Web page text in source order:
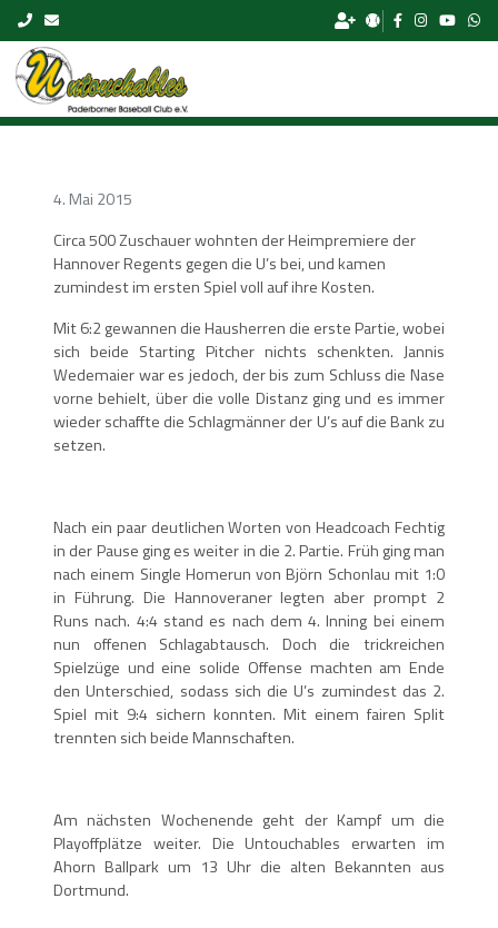
Skip to content
4. Mai 2015
Circa 500 Zuschauer wohnten der Heimpremiere der
Hannover Regents gegen die U’s bei, und kamen
zumindest im ersten Spiel voll auf ihre Kosten.
Mit 6:2 gewannen die Hausherren die erste Partie, wobei
sich beide Starting Pitcher nichts schenkten. Jannis
Wedemaier war es jedoch, der bis zum Schluss die Nase
vorne behielt, über die volle Distanz ging und es immer
wieder schaffte die Schlagmänner der U’s auf die Bank zu
setzen.
Nach ein paar deutlichen Worten von Headcoach Fechtig
in der Pause ging es weiter in die 2. Partie. Früh ging man
nach einem Single Homerun von Björn Schonlau mit 1:0
in Führung. Die Hannoveraner legten aber prompt 2
Runs nach. 4:4 stand es nach dem 4. Inning bei einem
nun offenen Schlagabtausch. Doch die trickreichen
Spielzüge und eine solide Offense machten am Ende
den Unterschied, sodass sich die U’s zumindest das 2.
Spiel mit 9:4 sichern konnten. Mit einem fairen Split
trennten sich beide Mannschaften.
Am nächsten Wochenende geht der Kampf um die
Playoffplätze weiter. Die Untouchables erwarten im
Ahorn Ballpark um 13 Uhr die alten Bekannten aus
Dortmund.